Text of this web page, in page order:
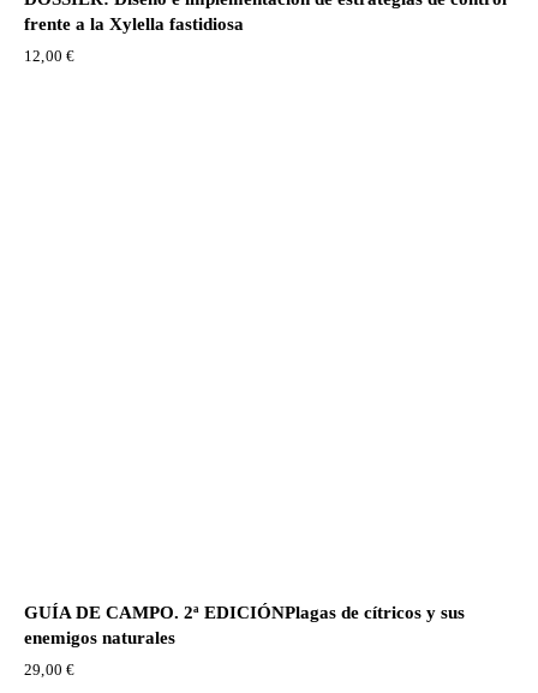
frente a la Xylella fastidiosa
12,00€
GUÍA DE CAMPO. 2ª EDICIÓNPlagas de cítricos y sus
enemigos naturales
29,00€